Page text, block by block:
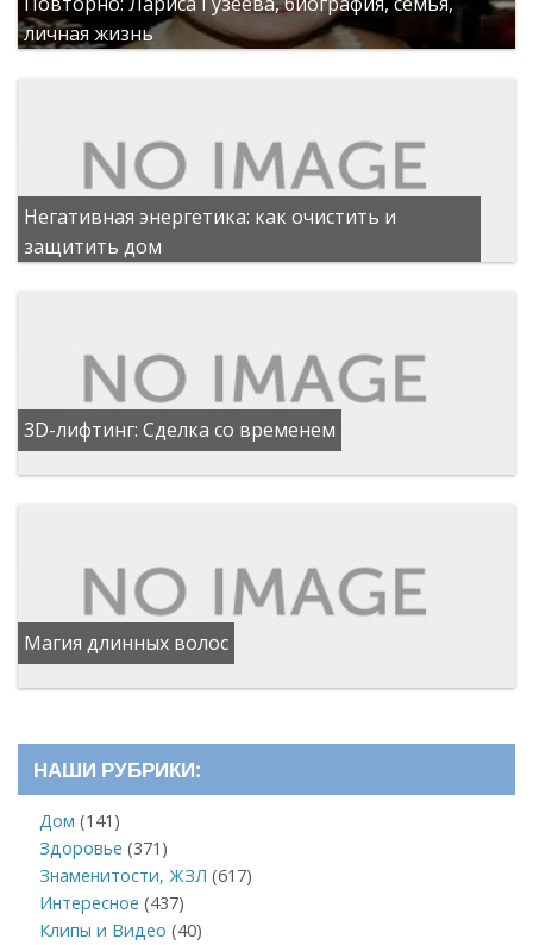
личная жизнь
Негативная энергетика: как очистить и
защитить дом
3D-лифтинг: Сделка со временем
Магия длинных волос
НАШИ РУБРИКИ:
Дом (141)
Здоровье (371)
Знаменитости, ЖЗЛ (617)
Интересное (437)
Клипы и Видео (40)